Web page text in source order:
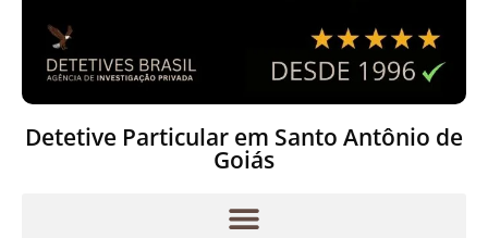
Detetive Particular em Santo Antônio de
Goiás